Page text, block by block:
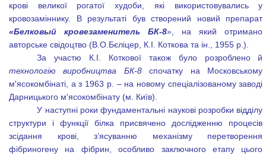
крові великої рогатої худоби, які використовувались у
кровозаміннику. В результаті був створений новий препарат
«Белковый кровезаменитель БК-8», на який отримано
авторське свідоцтво (В.О.Бєліцер, К.І. Коткова та ін., 1955 р.).
За участю К.І. Коткової також було розроблено й
технологію виробництва БК-8спочатку на Московському
м'ясокомбінаті, а з 1963 р. – на новому спеціалізованому заводі
Дарницького м'ясокомбінату (м. Київ).
У наступні роки фундаментальні наукові розробки відділу
структури і функції білка присвячено дослідженню процесів
зсідання крові, з’ясуванню механізму перетворення
фібриногену на фібрин, особливо заключного етапу цього